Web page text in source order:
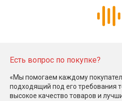
Есть вопрос по покупке?
«Мы помогаем каждому
подходящий под его требования
высокое качество товаров и